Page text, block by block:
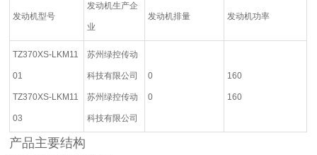
发动机型号
发动机生产企
业
发动机排量 发动机功率
TZ370XS-LKM11
01
TZ370XS-LKM11
03
苏州绿控传动
科技有限公司
苏州绿控传动
科技有限公司
0
0
160
160
产品主要结构